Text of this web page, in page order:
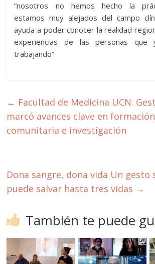
“nosotros no hemos hecho la
estamos muy alejados del campo
ayuda a poder conocer la realidad
experiencias de las personas que
trabajando”.
← Facultad de Medicina UCN:
marcó avances clave en
comunitaria e investigación
Dona sangre, dona vida Un gesto
puede salvar hasta tres vidas →
También te puede